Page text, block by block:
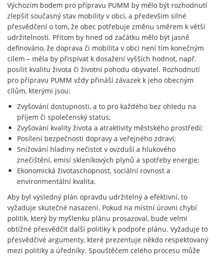
Výchozím bodem pro přípravu PUMM by mělo být rozhodnutí
zlepšit současný stav mobility v obci, a především silné
přesvědčení o tom, že obec potřebuje změnu směrem k větší
udržitelnosti. Přitom by hned od začátku mělo být jasně
definováno, že doprava či mobilita v obci není tím konečným
cílem – měla by přispívat k dosažení vyšších hodnot, např.
posílit kvalitu života či životní pohodu obyvatel. Rozhodnutí
pro přípravu PUMM vždy přináší závazek k jeho obecným
cílům, kterými jsou:
Zvyšování dostupnosti, a to pro každého bez ohledu na
příjem či společenský status;
Zvyšování kvality života a atraktivity městského prostředí;
Posílení bezpečnosti dopravy a veřejného zdraví;
Snižování hladiny nečistot v ovzduší a hlukového
znečištění, emisí skleníkových plynů a spotřeby energie;
Ekonomická životaschopnost, sociální rovnost a
environmentální kvalita.
Aby byl výsledný plán opravdu udržitelný a efektivní, to
vyžaduje skutečné nasazení. Pokud na místní úrovni chybí
politik, který by myšlenku plánu prosazoval, bude velmi
obtížné přesvědčit další politiky k podpoře plánu. Vyžaduje to
přesvědčivé argumenty, které prezentuje někdo respektovaný
mezi politiky a úředníky. Spouštěčem celého procesu může